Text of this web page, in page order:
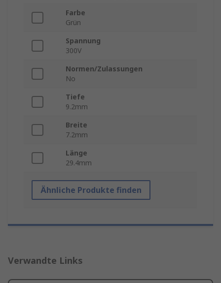
Farbe
Grün
Spannung
300V
Normen/Zulassungen
No
Tiefe
9.2mm
Breite
7.2mm
Länge
29.4mm
Ähnliche Produkte finden
Verwandte Links